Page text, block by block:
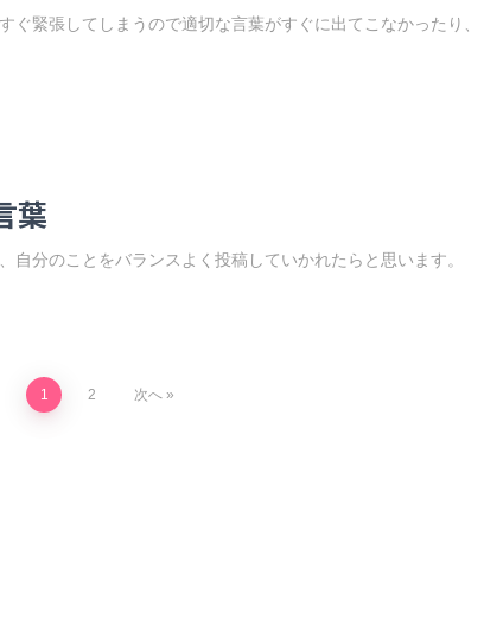
ぐ緊張してしまうので適切な言葉がすぐに出てこなかったり、
葉
自分のことをバランスよく投稿していかれたらと思います。
1 2 次へ